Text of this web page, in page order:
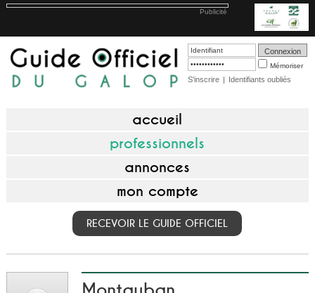
Publicité
Mémoriser
S'inscrire | Identifiants oubliés
accueil
professionnels
annonces
mon compte
RECEVOIR LE GUIDE OFFICIEL